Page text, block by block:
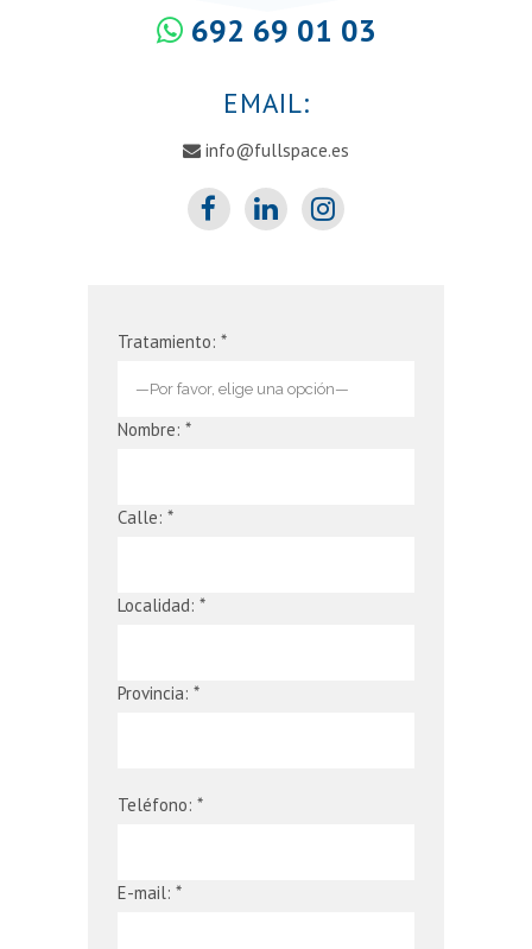
692 69 01 03
EMAIL:
info@fullspace.es
Tratamiento: *
Nombre: *
Calle: *
Localidad: *
Provincia: *
Teléfono: *
E-mail: *